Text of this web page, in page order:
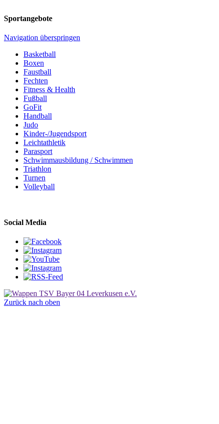
Sportangebote
Navigation überspringen
Basketball
Boxen
Faustball
Fechten
Fitness & Health
Fußball
GoFit
Handball
Judo
Kinder-/Jugendsport
Leichtathletik
Parasport
Schwimmausbildung / Schwimmen
Triathlon
Turnen
Volleyball
Social Media
Zurück nach oben